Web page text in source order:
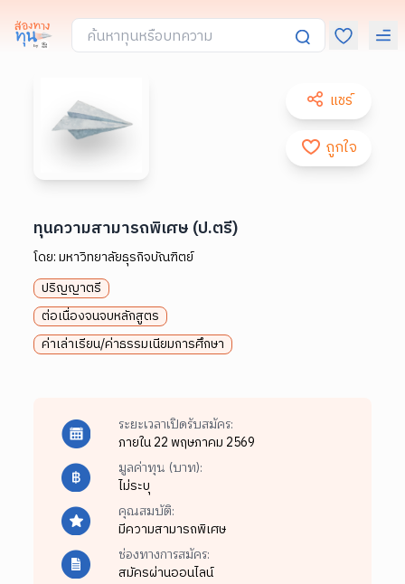
แชร์
ถูกใจ
ทุนความสามารถพิเศษ (ป.ตรี)
โดย:มหาวิทยาลัยธุรกิจบัณฑิตย์
ปริญญาตรี
ต่อเนื่องจนจบหลักสูตร
ค่าเล่าเรียน/ค่าธรรมเนียมการศึกษา
ระยะเวลาเปิดรับสมัคร:
ภายใน 22 พฤษภาคม 2569
มูลค่าทุน (บาท):
ไม่ระบุ
คุณสมบัติ:
มีความสามารถพิเศษ
ช่องทางการสมัคร:
สมัครผ่านออนไลน์